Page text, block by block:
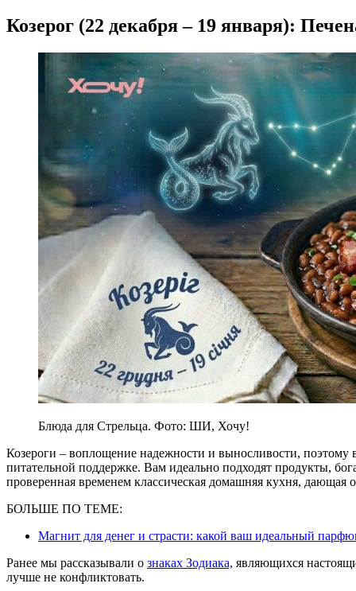
Козерог (22 декабря – 19 января):
Блюда для Стрельца. Фото: ШИ, Хочу!
Козероги – воплощение надежности и выносливости, поэтому
питательной поддержке. Вам идеально подходят продукты,
проверенная временем классическая домашняя кухня, дающая
БОЛЬШЕ ПО ТЕМЕ:
Магнит для денег и страсти: какой ваш идеальный
Ранее мы рассказывали о знаках Зодиака, являющихся
лучше не конфликтовать.